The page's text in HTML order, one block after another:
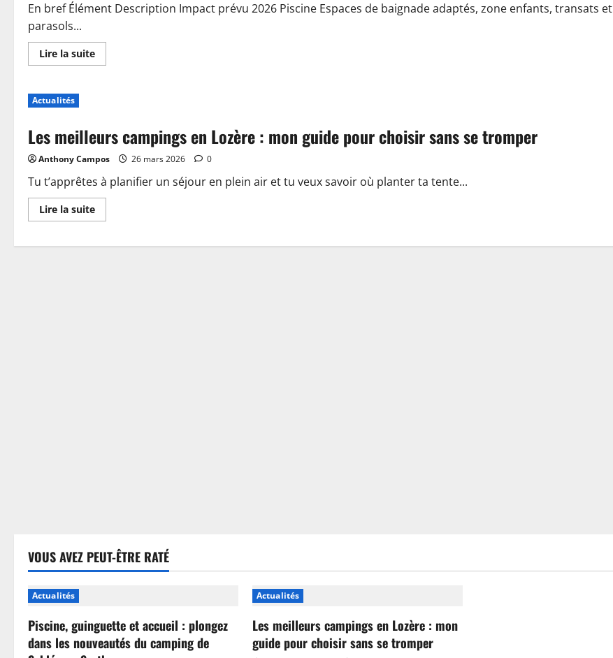
En bref Élément Description Impact prévu 2026 Piscine Espaces de baignade adaptés, zone enfants, transats et
parasols...
Lire la suiteEn
savoir
:
plongez
les
du
camping
de
Sablé-
sur-
Actualités
Les meilleurs campings en Lozère : mon guide pour choisir sans se tromper
Anthony Campos 26 mars 2026 0
Tu t’apprêtes à planifier un séjour en plein air et tu veux savoir où planter ta tente...
Lire la suiteEn
savoir
Les
VOUS AVEZ PEUT-ÊTRE RATÉ
Actualités
Piscine, guinguette et accueil : plongez
dans les nouveautés du camping de
Actualités
Les meilleurs campings en Lozère : mon
guide pour choisir sans se tromper